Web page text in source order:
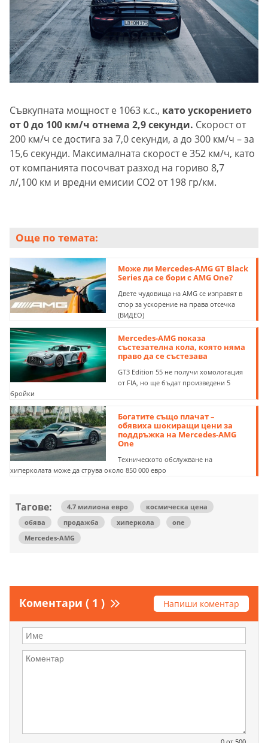
Съвкупната мощност е 1063 к.с., като ускорението
от 0 до 100 км/ч отнема 2,9 секунди. Скорост от
200 км/ч се достига за 7,0 секунди, а до 300 км/ч – за
15,6 секунди. Максималната скорост е 352 км/ч, като
от компанията посочват разход на гориво 8,7
л/,100 км и вредни емисии СО2 от 198 гр/км.
Още по темата:
Може ли Mercedes-AMG GT Black
Series да се бори с AMG One?
Двете чудовища на AMG се изправят в
спор за ускорение на права отсечка
(ВИДЕО)
Mercedes-AMG показа
състезателна кола, която няма
право да се състезава
GT3 Edition 55 не получи хомологация
от FIA, но ще бъдат произведени 5
бройки
Богатите също плачат –
обявиха шокиращи цени за
поддръжка на Mercedes-AMG
One
Техническото обслужване на
хиперколата може да струва около 850 000 евро
Тагове: 4.7 милиона евро
космическа цена
обява
продажба хиперкола
one
Mercedes-AMG
Коментари ( 1 ) Напиши коментар